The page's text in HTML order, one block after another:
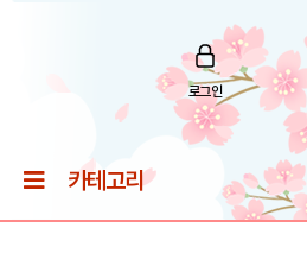
로그인
카테고리